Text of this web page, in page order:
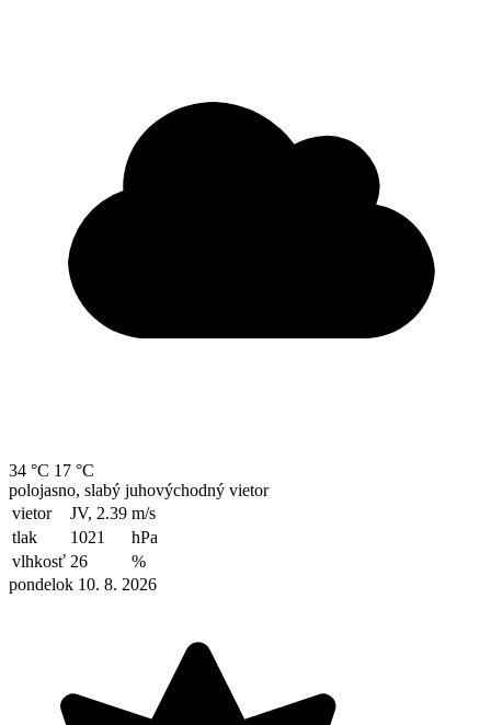
34 °C 17 °C
polojasno, slabý juhovýchodný vietor
vietor
JV, 2.39 m/s
tlak
1021
hPa
vlhkosť 26
%
pondelok 10. 8. 2026